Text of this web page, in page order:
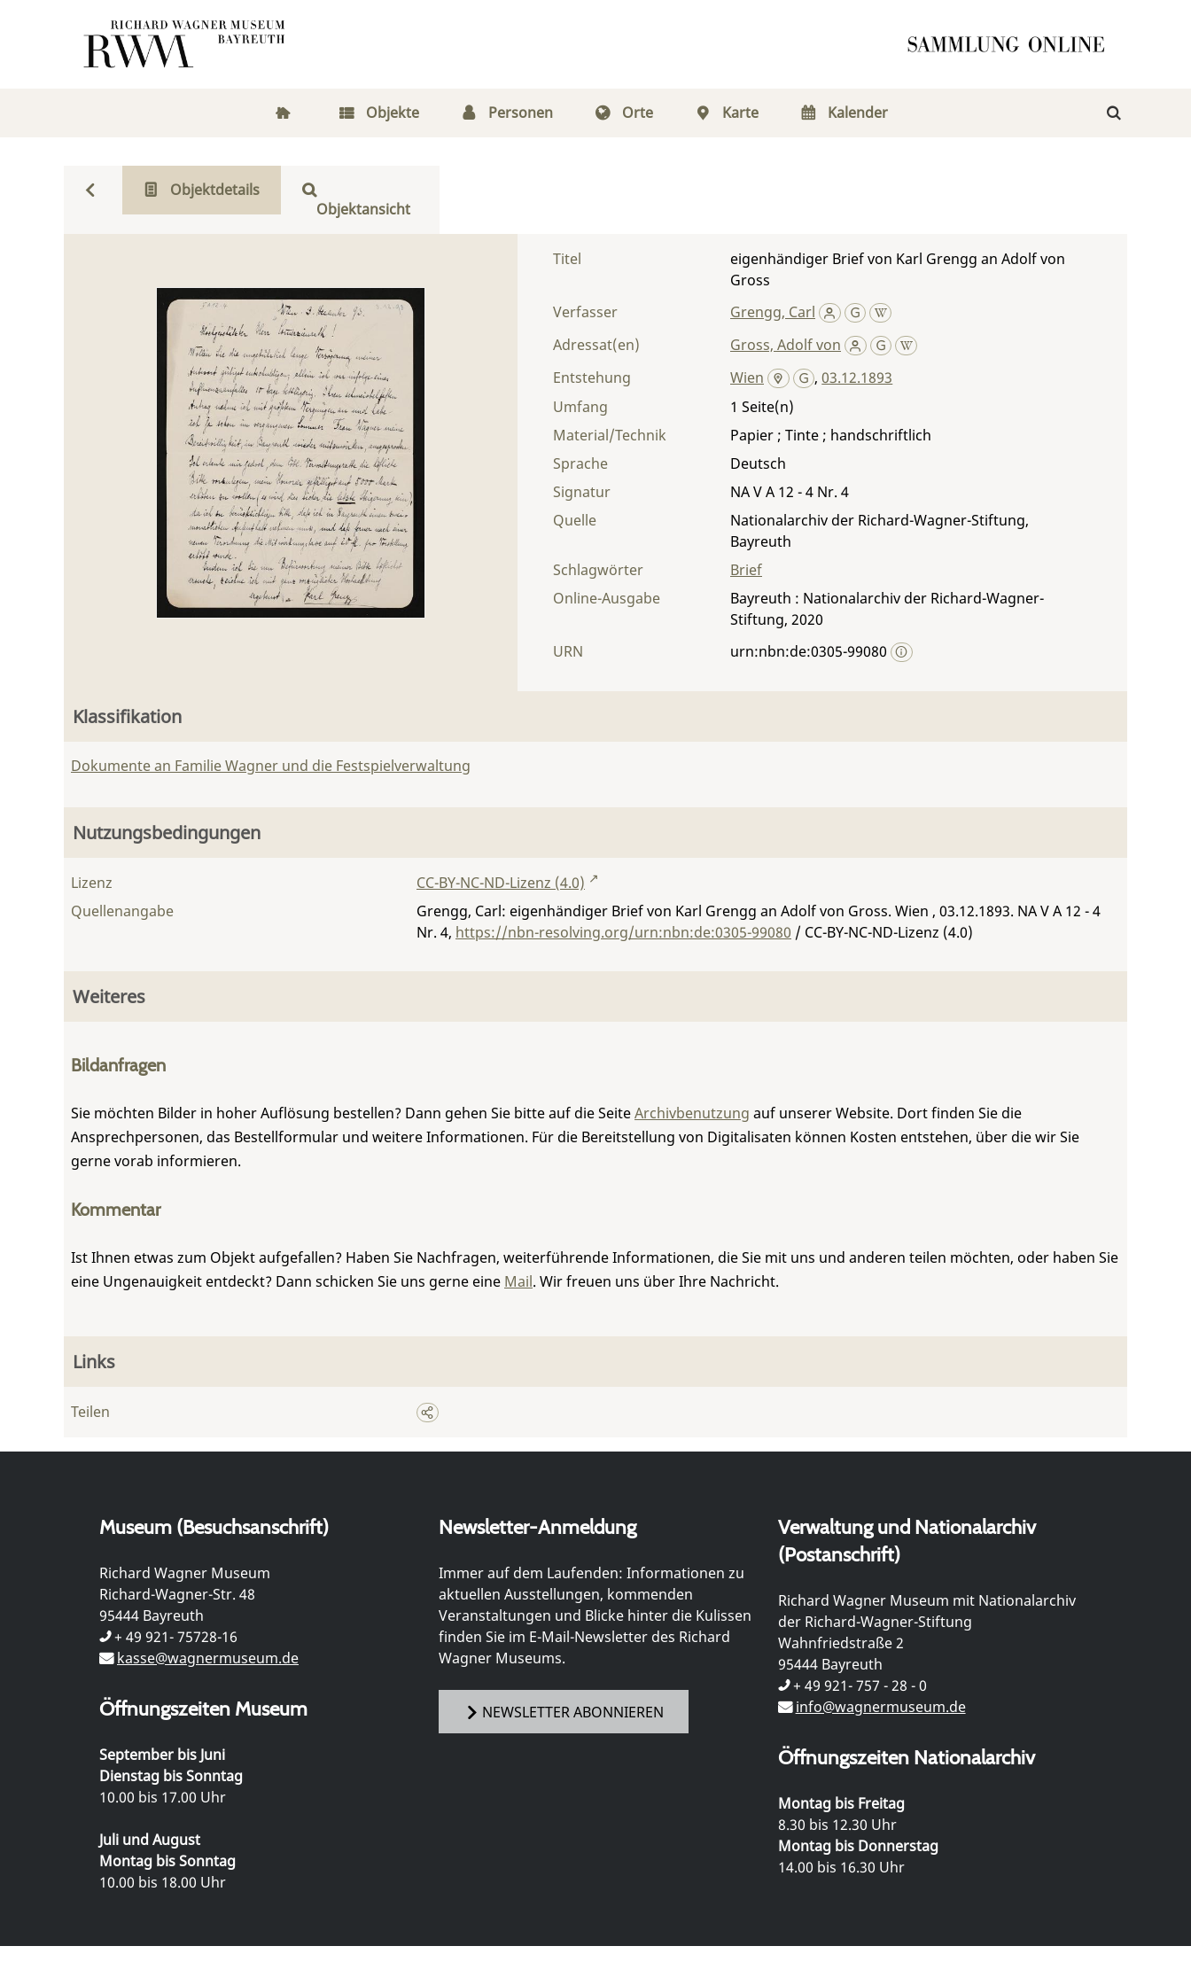
Objekte Personen Orte Karte Kalender
Objektdetails
Objektansicht
Titel
eigenhändiger Brief von Karl Grengg an Adolf von
Gross
Verfasser
Grengg, Carl
Adressat(en)
Gross, Adolf von
Entstehung
Wien ,03.12.1893
Umfang
1
Material/Technik
Papier ; Tinte ; handschriftlich
Sprache
Deutsch
Signatur
NA V A 12 - 4 Nr. 4
Quelle
Nationalarchiv der Richard-Wagner-Stiftung,
Bayreuth
Schlagwörter
Brief
Online-Ausgabe
Bayreuth : Nationalarchiv der Richard-Wagner-
Stiftung, 2020
URN
urn:nbn:de:0305-99080
Klassifikation
Dokumente an Familie Wagner und die Festspielverwaltung
Nutzungsbedingungen
Lizenz
CC-BY-NC-ND-Lizenz (4.0)
Quellenangabe
Grengg, Carl: eigenhändiger Brief von Karl Grengg an Adolf von Gross. Wien , 03.12.1893. NA V A 12 - 4
Nr. 4, https://nbn-resolving.org/urn:nbn:de:0305-99080 / CC-BY-NC-ND-Lizenz (4.0)
Weiteres
Bildanfragen
Sie möchten Bilder in hoher Auflösung bestellen? Dann gehen Sie bitte auf die SeiteArchivbenutzung auf unserer Website. Dort finden Sie die
Ansprechpersonen, das Bestellformular und weitere Informationen. Für die Bereitstellung von Digitalisaten können Kosten entstehen, über die wir Sie
gerne vorab informieren.
Kommentar
Ist Ihnen etwas zum Objekt aufgefallen? Haben Sie Nachfragen, weiterführende Informationen, die Sie mit uns und anderen teilen möchten, oder haben Sie
eine Ungenauigkeit entdeckt? Dann schicken Sie uns gerne eine Mail. Wir freuen uns über Ihre Nachricht.
Links
Teilen
Museum (Besuchsanschrift)
Richard Wagner Museum
Richard-Wagner-Str. 48
95444 Bayreuth
+ 49 921- 75728-16
kasse@wagnermuseum.de
Öffnungszeiten Museum
September bis Juni
Dienstag bis Sonntag
10.00 bis 17.00 Uhr
Juli und August
Montag bis Sonntag
10.00 bis 18.00 Uhr
Newsletter-Anmeldung
Immer auf dem Laufenden: Informationen zu
aktuellen Ausstellungen, kommenden
Veranstaltungen und Blicke hinter die Kulissen
finden Sie im E-Mail-Newsletter des Richard
Wagner Museums.
NEWSLETTER ABONNIEREN
Verwaltung und Nationalarchiv
(Postanschrift)
Richard Wagner Museum mit Nationalarchiv
der Richard-Wagner-Stiftung
Wahnfriedstraße 2
95444 Bayreuth
+ 49 921- 757 - 28 - 0
info@wagnermuseum.de
Öffnungszeiten Nationalarchiv
Montag bis Freitag
8.30 bis 12.30 Uhr
Montag bis Donnerstag
14.00 bis 16.30 Uhr